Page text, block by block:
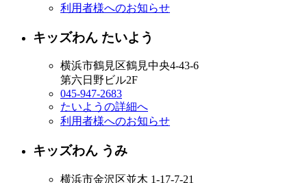
利用者様へのお知らせ
キッズわん たいよう
横浜市鶴見区鶴見中央4-43-6
第六日野ビル2F
045-947-2683
たいようの詳細へ
利用者様へのお知らせ
キッズわん うみ
横浜市金沢区並木 1-17-7-21